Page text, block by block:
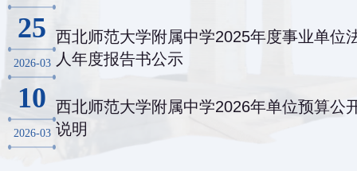
25
2026-03
西北师范大学附属中学2025年度事业单位
人年度报告书公示
10
2026-03
西北师范大学附属中学2026年单位预算公
说明